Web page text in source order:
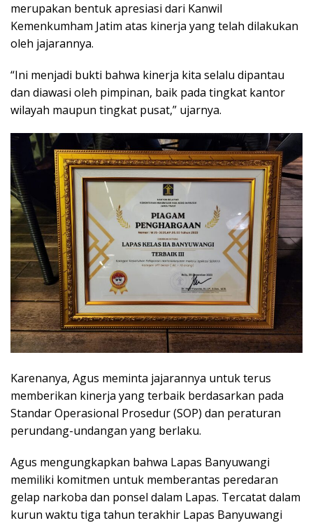
merupakan bentuk apresiasi dari Kanwil
Kemenkumham Jatim atas kinerja yang telah dilakukan
oleh jajarannya.
“Ini menjadi bukti bahwa kinerja kita selalu dipantau
dan diawasi oleh pimpinan, baik pada tingkat kantor
wilayah maupun tingkat pusat,” ujarnya.
Karenanya, Agus meminta jajarannya untuk terus
memberikan kinerja yang terbaik berdasarkan pada
Standar Operasional Prosedur (SOP) dan peraturan
perundang-undangan yang berlaku.
Agus mengungkapkan bahwa Lapas Banyuwangi
memiliki komitmen untuk memberantas peredaran
gelap narkoba dan ponsel dalam Lapas. Tercatat dalam
kurun waktu tiga tahun terakhir Lapas Banyuwangi